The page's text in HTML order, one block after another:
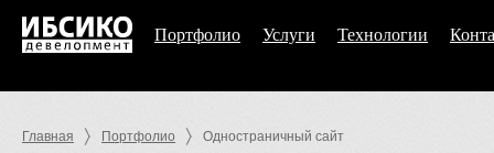
Портфолио Услуги Технологии
Главная Портфолио Одностраничный сайт